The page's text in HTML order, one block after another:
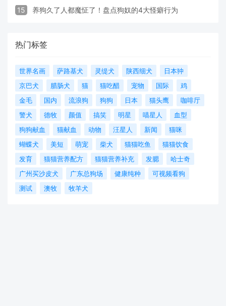
15 养狗久了人都魔怔了！盘点狗奴的4大怪癖行为
热门标签
世界名画 萨路基犬 灵缇犬 陕西细犬
日本狆
京巴犬
腊肠犬 猫 猫吃醋 宠物 国际
鸡
金毛
国内 流浪狗 狗狗 日本 猫头鹰
咖啡厅
警犬
德牧 颜值 搞笑 明星 喵星人
血型
狗狗献血
猫献血 动物 汪星人 新闻
猫咪
蝴蝶犬
美短 萌宠 柴犬 猫猫吃鱼
猫猫饮食
发育
猫猫营养配方 猫猫营养补充 发腮
哈士奇
广州买沙皮犬
广东总狗场 健康纯种
可视频看狗
测试
澳牧 牧羊犬